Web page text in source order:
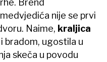
nije se prvi
Naime, kraljica
bradom, ugostila u
skeča u povodu